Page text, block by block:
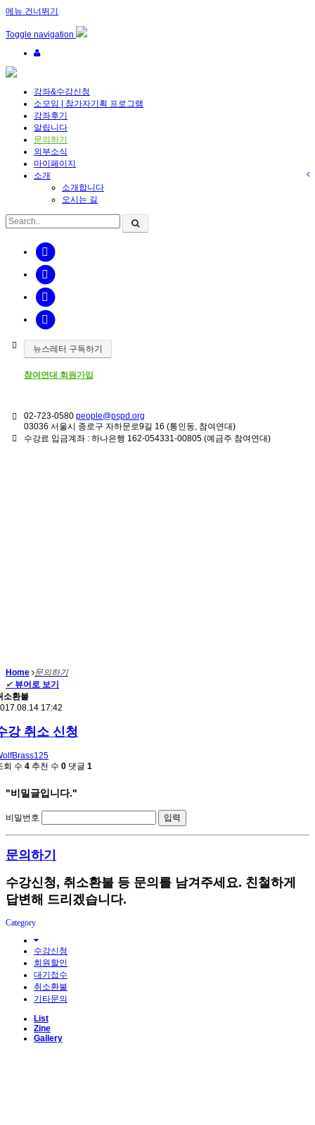
메뉴 건너뛰기
Toggle navigation
강좌&수강신청
소모임 | 참가자기획 프로그램
강좌후기
알립니다
문의하기
외부소식
마이페이지
소개
소개합니다
오시는 길
뉴스레터 구독하기
참여연대 회원가입
02-723-0580 people@pspd.org
03036 서울시 종로구 자하문로9길 16 (통인동, 참여연대)
수강료 입금계좌 : 하나은행 162-054331-00805 (예금주 참여연대)
Home 문의하기
✔ 뷰어로 보기
소환불
17:42
강 취소 신청
회 수 4 추천 수 0 댓글 1
"비밀글입니다."
비밀번호
문의하기
수강신청, 취소환불 등 문의를 남겨주세요. 친철하게
답변해 드리겠습니다.
Category
수강신청
회원할인
대기접수
취소환불
기타문의
List
Zine
Gallery